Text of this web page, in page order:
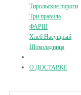
Тирольские пироги
Три правила
ФАРШ
Хлеб Насущный
Шоколадница
О ДОСТАВКЕ